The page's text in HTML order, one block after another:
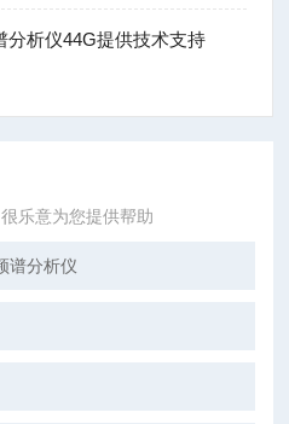
分析仪44G提供技术支持
乐意为您提供帮助